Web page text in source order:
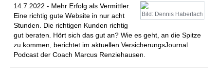
Bild: Dennis Haberlach
14.7.2022 - Mehr Erfolg als Vermittler.
Eine richtig gute Website in nur acht
Stunden. Die richtigen Kunden richtig
gut beraten. Hört sich das gut an? Wie es geht, an die Spitze
zu kommen, berichtet im aktuellen VersicherungsJournal
Podcast der Coach Marcus Renziehausen.